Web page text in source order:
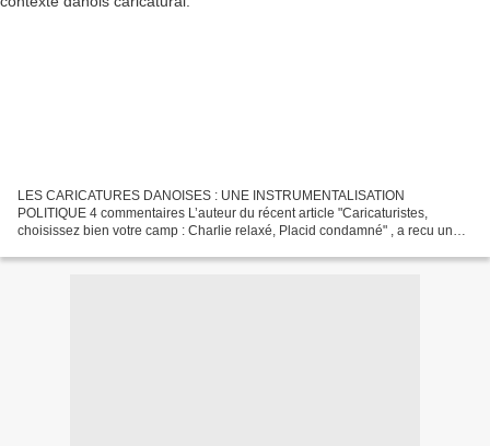
LES CARICATURES DANOISES : UNE INSTRUMENTALISATION
POLITIQUE 4 commentaires L’auteur du récent article "Caricaturistes,
choisissez bien votre camp : Charlie relaxé, Placid condamné" , a recu un